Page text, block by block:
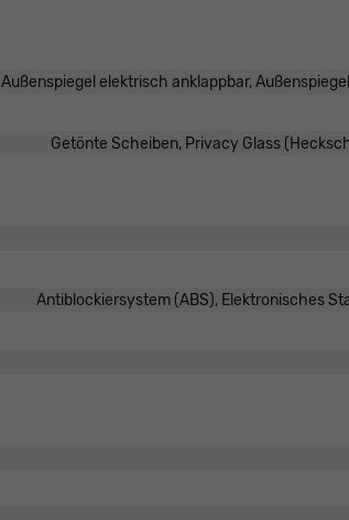
Außenspiegel elektrisch anklappbar,
Getönte Scheiben, Privacy Glass
Antiblockiersystem (ABS), Elektronisches